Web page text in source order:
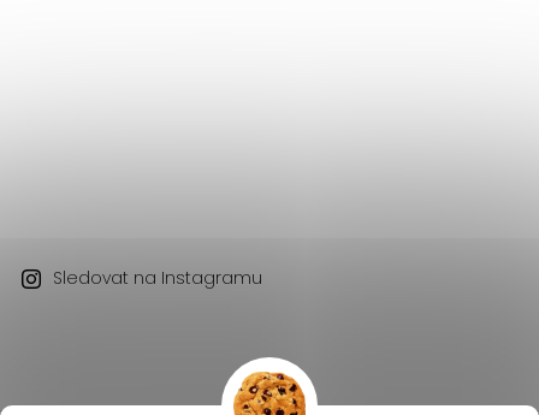
Sledovat na Instagramu